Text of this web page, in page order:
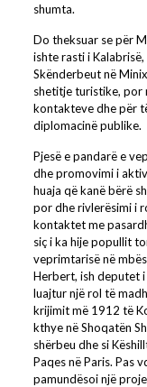
shumta.
Do theksuar se për
ishte rasti i
Skënderbeut në
shetitje turistike, por
kontakteve dhe për
diplomacinë publike.
Pjesë e pandarë e
dhe promovimi i
huaja që kanë bërë
por dhe rivlerësimi i
kontaktet me
siç i ka hije popullit
veprimtarisë në
Herbert, ish deputet
luajtur një rol të
krijimit më 1912 të
kthye në Shoqatën
shërbeu dhe si
Paqes në Paris. Pas
pamundësoi një